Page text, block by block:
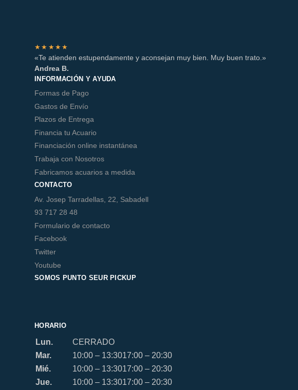
★★★★★
«Te atienden estupendamente y aconsejan muy bien. Muy buen trato.»
Andrea B.
INFORMACIÓN Y AYUDA
Formas de Pago
Gastos de Envío
Plazos de Entrega
Financia tu Acuario
Financiación online instantánea
Trabaja con Nosotros
Fabricamos acuarios a medida
CONTACTO
Av. Josep Tarradellas, 22, Sabadell
93 717 28 48
Formulario de contacto
Facebook
Twitter
Youtube
SOMOS PUNTO SEUR PICKUP
HORARIO
Lun.
CERRADO
Mar.
10:00 – 13:3017:00 – 20:30
Mié.
10:00 – 13:3017:00 – 20:30
Jue.
10:00 – 13:3017:00 – 20:30